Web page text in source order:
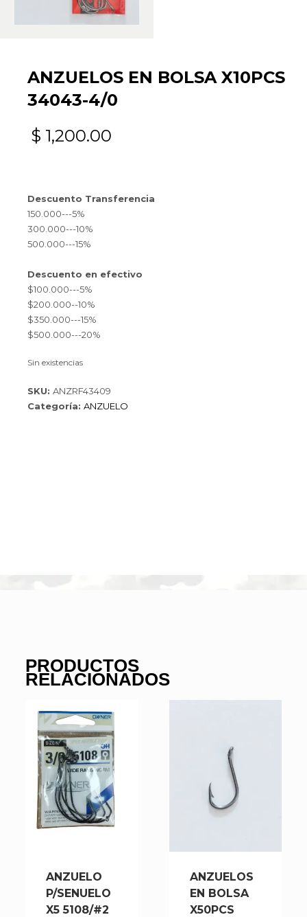
ANZUELOS EN BOLSA X10PCS
34043-4/0
$ 1,200.00
Descuento Transferencia
150.000---5%
300.000---10%
500.000---15%
Descuento en efectivo
$100.000---5%
$200.000--10%
$350.000---15%
$500.000---20%
Sin existencias
SKU: ANZRF43409
Categoría: ANZUELO
PRODUCTOS
RELACIONADOS
ANZUELO
P/SENUELO
X5 5108/#2
ANZUELOS
EN BOLSA
X50PCS